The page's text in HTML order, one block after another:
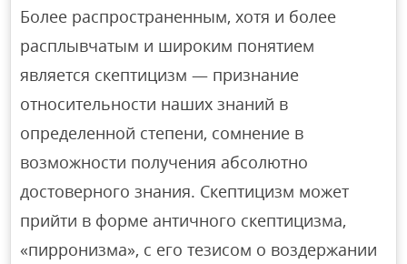
Более распространенным, хотя и более
расплывчатым и широким понятием
является скептицизм — признание
относительности наших знаний в
определенной степени, сомнение в
возможности получения абсолютно
достоверного знания. Скептицизм может
прийти в форме античного скептицизма,
«пирронизма», с его тезисом о воздержании